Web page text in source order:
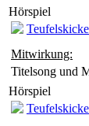
Hörspiel
Mitwirkung:
Titelsong und
Hörspiel